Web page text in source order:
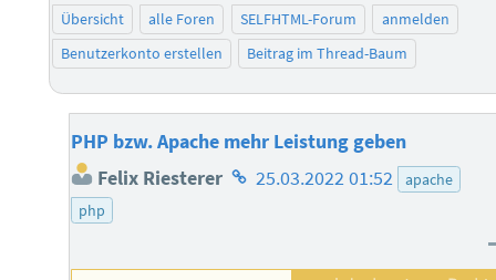
Übersicht alle Foren SELFHTML-Forum
anmelden
Benutzerkonto erstellen
Beitrag im Thread-Baum
PHP bzw. Apache mehr Leistung geben
Felix Riesterer Homepage
25.03.2022 01:52
apache
php